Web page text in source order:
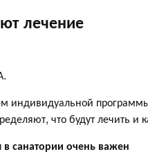
лечение
индивидуальной
что будут лечить и
санатории очень важен